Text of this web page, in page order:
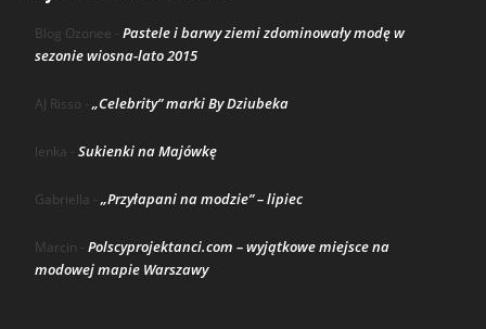
Blog Ozonee - Pastele i barwy ziemi zdominowały modę w
sezonie wiosna-lato 2015
AJ Risso - „Celebrity” marki By Dziubeka
lenka - Sukienki na Majówkę
Gabriella - „Przyłapani na modzie” – lipiec
Marcin - Polscyprojektanci.com – wyjątkowe miejsce na
modowej mapie Warszawy